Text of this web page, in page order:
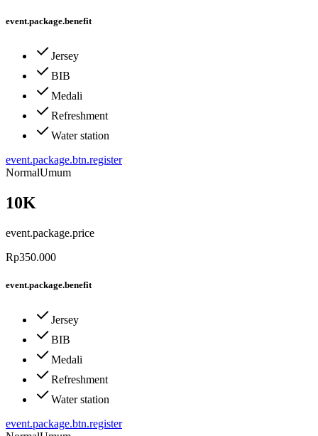
event.package.benefit
Jersey
BIB
Medali
Refreshment
Water station
event.package.btn.register
NormalUmum
10K
event.package.price
Rp350.000
event.package.benefit
Jersey
BIB
Medali
Refreshment
Water station
event.package.btn.register